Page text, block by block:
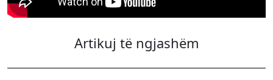
Artikuj të ngjashëm